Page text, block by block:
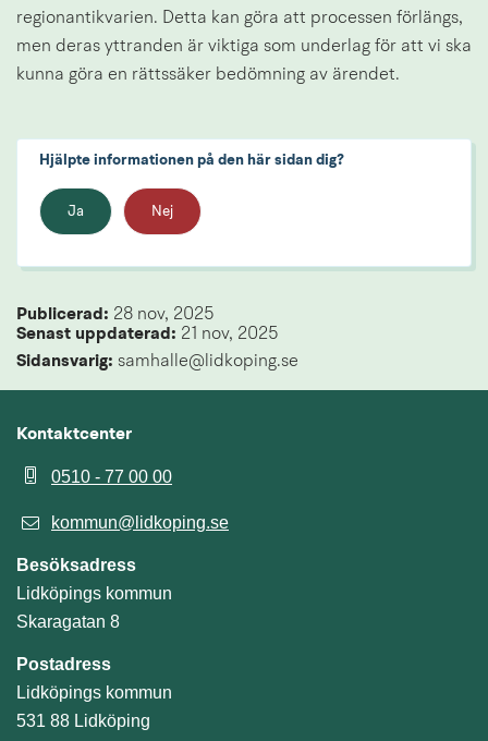
regionantikvarien. Detta kan göra att processen förlängs,
men deras yttranden är viktiga som underlag för att vi ska
kunna göra en rättssäker bedömning av ärendet.
Hjälpte informationen på den här sidan dig?
Ja Nej
Publicerad: 28 nov, 2025
Senast uppdaterad: 21 nov, 2025
Sidansvarig: samhalle@lidkoping.se
Kontaktcenter
0510 - 77 00 00
kommun@lidkoping.se
Besöksadress
Lidköpings kommun
Skaragatan 8
Postadress
Lidköpings kommun
531 88 Lidköping